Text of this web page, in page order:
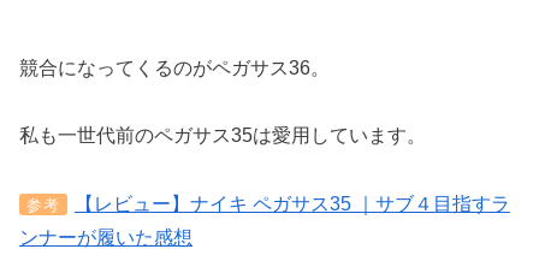
競合になってくるのがペガサス36。
私も一世代前のペガサス35は愛用しています。
参考
【レビュー】ナイキ ペガサス35 ｜サブ４目指すラ
ンナーが履いた感想